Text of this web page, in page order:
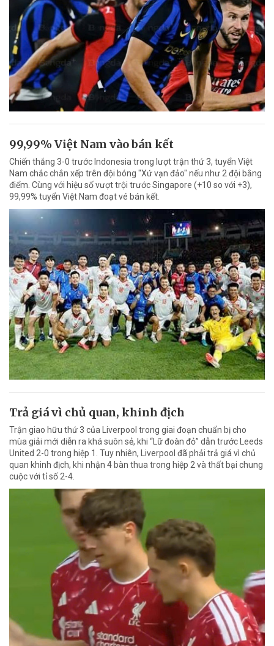
99,99% Việt Nam vào bán kết
Chiến thắng 3-0 trước Indonesia trong lượt trận thứ 3, tuyển Việt
Nam chắc chắn xếp trên đội bóng "Xứ vạn đảo" nếu như 2 đội bằng
điểm. Cùng với hiệu số vượt trội trước Singapore (+10 so với +3),
99,99% tuyển Việt Nam đoạt vé bán kết.
Trả giá vì chủ quan, khinh địch
Trận giao hữu thứ 3 của Liverpool trong giai đoạn chuẩn bị cho
mùa giải mới diễn ra khá suôn sẻ, khi “Lữ đoàn đỏ” dẫn trước Leeds
United 2-0 trong hiệp 1. Tuy nhiên, Liverpool đã phải trả giá vì chủ
quan khinh địch, khi nhận 4 bàn thua trong hiệp 2 và thất bại chung
cuộc với tỉ số 2-4.